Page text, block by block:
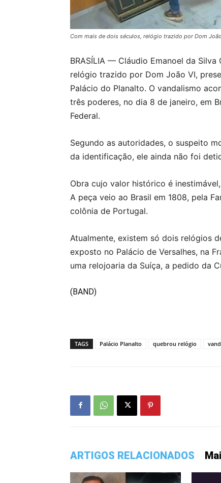
Com mais de dois séculos, relógio trazido por Dom
BRASÍLIA — Cláudio Emanoel da
relógio trazido por Dom João VI,
Palácio do Planalto. O vandalismo
três poderes, no dia 8 de janeiro, em
Federal.
Segundo as autoridades, o suspeito
da identificação, ele ainda não foi
Obra cujo valor histórico é
A peça veio ao Brasil em 1808, pela
colônia de Portugal.
Atualmente, existem só dois relógios
exposto no Palácio de Versalhes, na
uma relojoaria da Suíça, a pedido da
(BAND)
TAGS Palácio Planalto quebrou relógio
ARTIGOS RELACIONADOS